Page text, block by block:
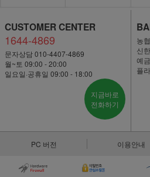
CUSTOMER CENTER
1644-4869
문자상담 010-4407-4869
월~토 09:00 - 20:00
일요일·공휴일 09:00 - 18:00
지금바로
전화하기
농
신
예
플
PC 버전 이용안내